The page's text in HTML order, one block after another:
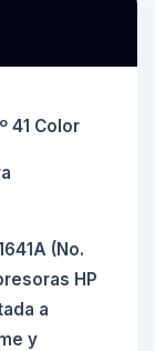
41 Color
(No.
HP
a
y